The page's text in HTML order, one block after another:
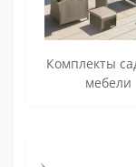
Комплекты
мебели